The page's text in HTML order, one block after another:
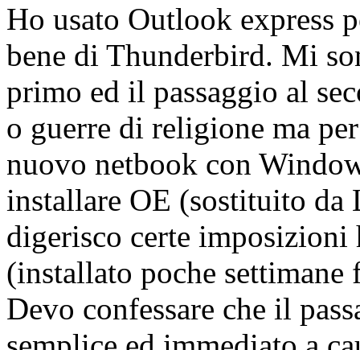
Ho usato Outlook express
bene di Thunderbird. Mi
primo ed il passaggio al
o guerre di religione ma
nuovo netbook con
installare OE (sostituito
digerisco certe
(installato poche settimane
Devo confessare che il